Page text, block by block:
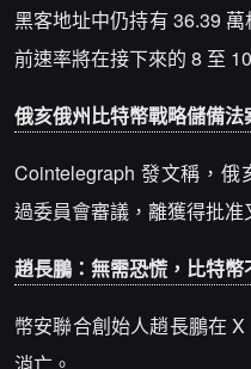
黑客地址中仍持有 36.39
前速率將在接下來的 8 至
俄亥俄州比特幣戰略儲備
Cointelegraph 發文稱，
過委員會審議，離獲得批准
趙長鵬：無需恐慌，比特幣
幣安聯合創始人趙長鵬在